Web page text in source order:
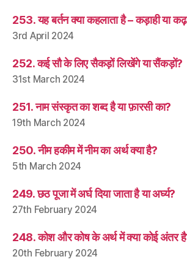
253. यह बर्तन क्या कहलाता है – कड़ाही या
3rd April 2024
252. कई सौ के लिए सैकड़ों लिखेंगे या सैंकड़ों?
31st March 2024
251. नाम संस्कृत का शब्द है या फ़ारसी का?
19th March 2024
250. नीम हकीम में नीम का अर्थ क्या है?
5th March 2024
249. छठ पूजा में अर्घ दिया जाता है या अर्घ्य?
27th February 2024
248. कोश और कोष के अर्थ में क्या कोई अंतर
20th February 2024